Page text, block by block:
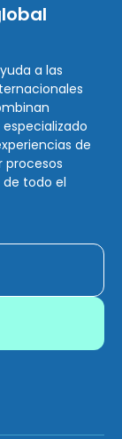
a las
de
procesos
todo el